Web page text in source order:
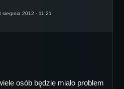
sierpnia 2012 - 11:21
osób będzie miało problem